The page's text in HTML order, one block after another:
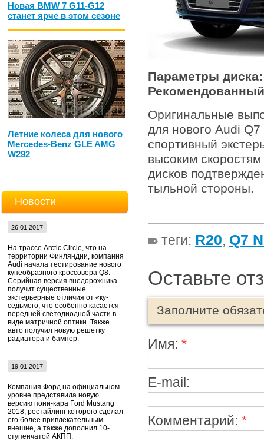
Новая BMW 7 G11-G12
станет ярче в этом сезоне
Летние колеса для нового
Mercedes-Benz GLE AMG
W292
Новости
26.01.2017
На трассе Arctic Circle, что на
территории Финляндии, компания
Audi начала тестирование нового
купеобразного кроссовера Q8.
Серийная версия внедорожника
получит существенные
экстерьерные отличия от «ку-
седьмого, что особенно касается
передней светодиодной части в
виде матричной оптики. Также
авто получил новую решетку
радиатора и бампер.
19.01.2017
Компания Форд на официальном
уровне представила новую
версию пони-кара Ford Mustang
2018, рестайлинг которого сделал
его более привлекательным
внешне, а также дополнил 10-
ступенчатой АКПП.
Параметры
Оригинальные
для нового Audi
спортивный
высоким
дисков
тыльной стороны.
теги: R20, Q7
Оставьте
Заполните
Имя: *
E-mail:
Комментарий: *